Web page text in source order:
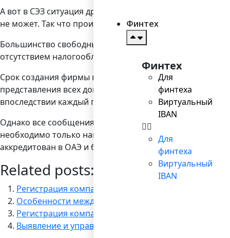
Финтех
Финтех
Для
финтеха
Виртуальный
IBAN
Для
финтеха
Виртуальный
IBAN
А вот в СЭЗ ситуация другая: там разрешена 100%-ная
не может. Так что производить продукцию в рамках
Большинство свободных экономических зон созданы
отсутствием налогообложения. У каждой зоны – своя
Срок создания фирмы в ОАЭ в большинстве случаев
представления всех документов с нотариальной
впоследствии каждый год платится лицензионный
Однако все сообщения о сложностях открытия
необходимо только найти зарегистрированный адрес
аккредитован в ОАЭ и будет иметь право
Related posts:
Регистрация компаний под ключ
Особенности международных переводов SWIFT
Регистрация компании в Болгарии
Выявление и управление финансовыми рисками